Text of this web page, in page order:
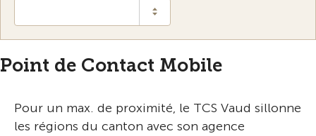
Point de Contact Mobile
Pour un max. de proximité, le TCS Vaud sillonne
les régions du canton avec son agence